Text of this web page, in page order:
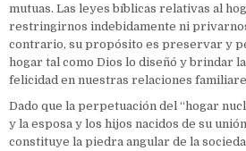
mutuas. Las leyes bíblicas relativas al
restringirnos indebidamente ni
contrario, su propósito es preservar y
hogar tal como Dios lo diseñó y brindar
felicidad en nuestras relaciones
Dado que la perpetuación del “hogar
y la esposa y los hijos nacidos de su
constituye la piedra angular de la